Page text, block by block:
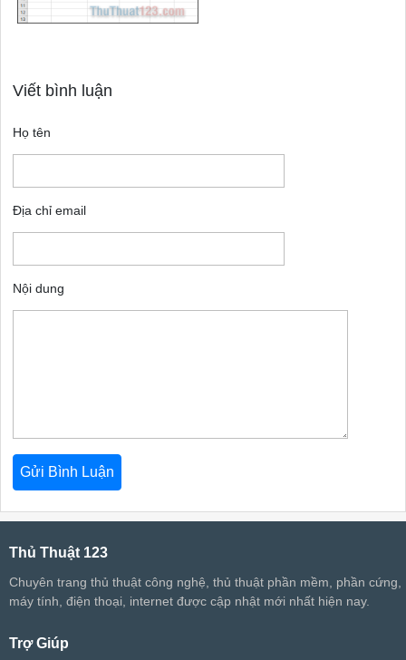
Viết bình luận
Họ tên
Địa chỉ email
Nội dung
Thủ Thuật 123
Chuyên trang thủ thuật công nghệ, thủ thuật phần mềm, phần cứng,
máy tính, điện thoại, internet được cập nhật mới nhất hiện nay.
Trợ Giúp